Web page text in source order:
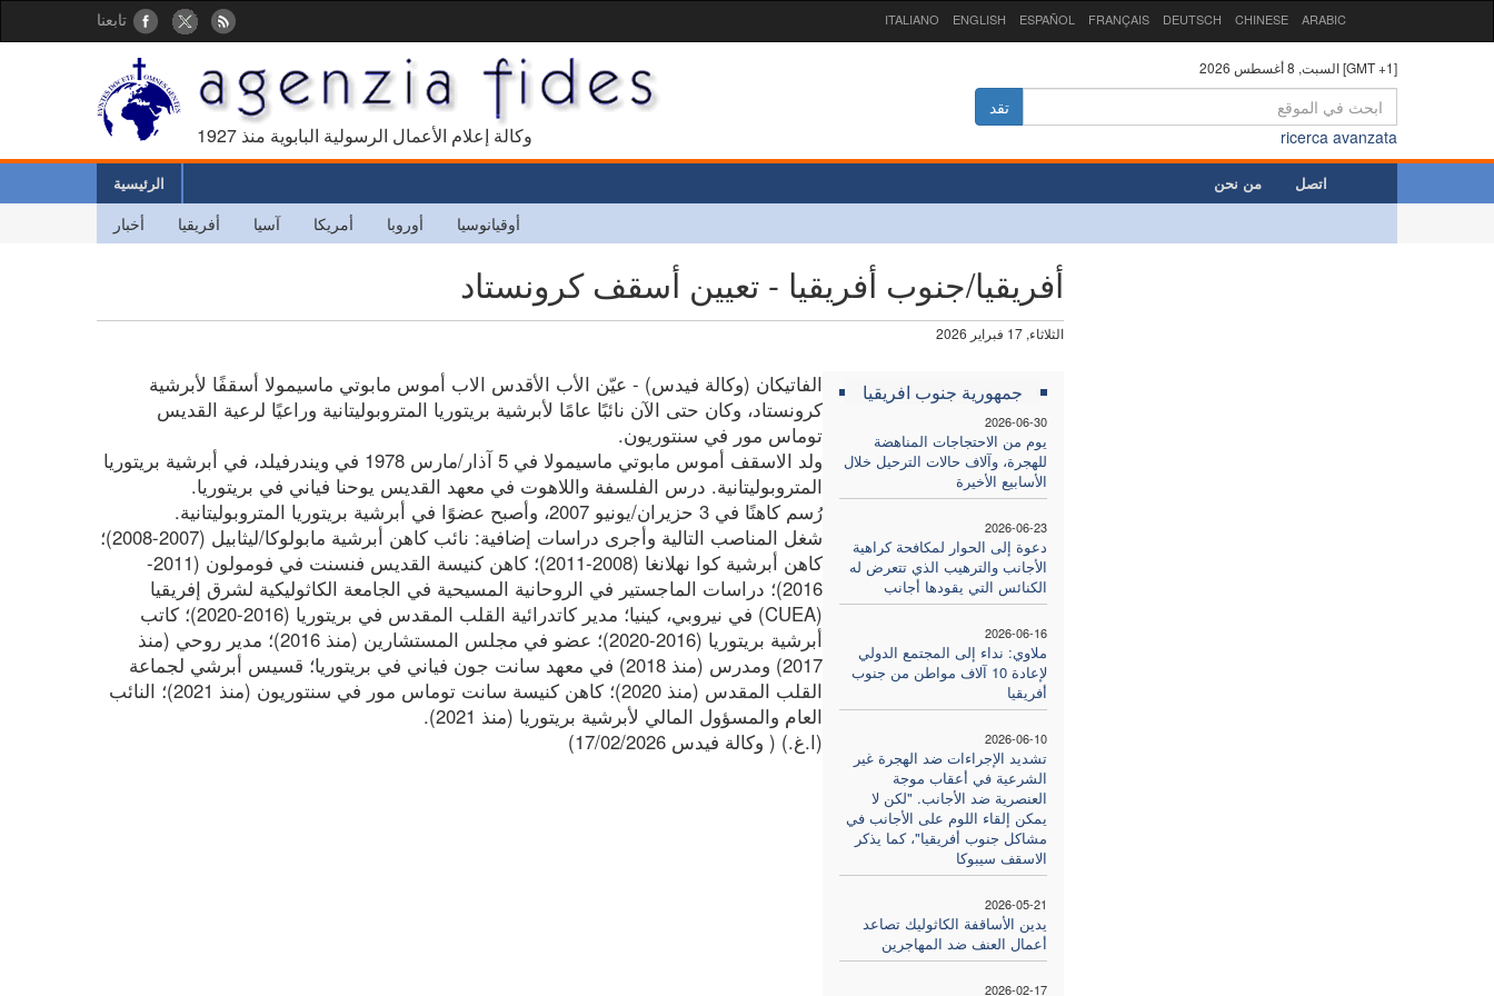
تابعنا ITALIANO ENGLISH ESPAÑOL FRANÇAIS DEUTSCH CHINESE ARABIC
1927 وكالة إعلام الأعمال الرسولية البابوية منذ
السبت, 8 أغسطس 2026 [GMT +1]
تقد
ricerca avanzata
الرئيسية من نحن اتصل
أخبار أفريقيا آسيا أمريكا أوروبا أوقيانوسيا
أفريقيا/جنوب أفريقيا - تعيين أسقف كرونستاد
الثلاثاء, 17 فبراير 2026
جمهورية جنوب افريقيا
2026-06-30
يوم من الاحتجاجات المناهضة
للهجرة، وآلاف حالات الترحيل خلال
الأسابيع الأخيرة
2026-06-23
دعوة إلى الحوار لمكافحة كراهية
الأجانب والترهيب الذي تتعرض له
الكنائس التي يقودها أجانب
2026-06-16
ملاوي: نداء إلى المجتمع الدولي
لإعادة 10 آلاف مواطن من جنوب
أفريقيا
2026-06-10
تشديد الإجراءات ضد الهجرة غير
الشرعية في أعقاب موجة
العنصرية ضد الأجانب. "لكن لا
يمكن إلقاء اللوم على الأجانب في
مشاكل جنوب أفريقيا"، كما يذكر
الاسقف سيبوكا
2026-05-21
يدين الأساقفة الكاثوليك تصاعد
أعمال العنف ضد المهاجرين
2026-02-17
الفاتيكان (وكالة فيدس) - عيّن الأب الأقدس الاب أموس مابوتي ماسيمولا أسقفًا لأبرشية
كرونستاد، وكان حتى الآن نائبًا عامًا لأبرشية بريتوريا المتروبوليتانية وراعيًا لرعية القديس
توماس مور في سنتوريون.
ولد الاسقف أموس مابوتي ماسيمولا في 5 آذار/مارس 1978 في ويندرفيلد، في أبرشية بريتوريا
المتروبوليتانية. درس الفلسفة واللاهوت في معهد القديس يوحنا فياني في بريتوريا.
رُسم كاهنًا في 3 حزيران/يونيو 2007، وأصبح عضوًا في أبرشية بريتوريا المتروبوليتانية.
شغل المناصب التالية وأجرى دراسات إضافية: نائب كاهن أبرشية مابولوكا/ليثابيل (2007-2008)؛
كاهن أبرشية كوا نهلانغا (2008-2011)؛ كاهن كنيسة القديس فنسنت في فومولون (2011-
2016)؛ دراسات الماجستير في الروحانية المسيحية في الجامعة الكاثوليكية لشرق إفريقيا
(CUEA) في نيروبي، كينيا؛ مدير كاتدرائية القلب المقدس في بريتوريا (2016-2020)؛ كاتب
أبرشية بريتوريا (2016-2020)؛ عضو في مجلس المستشارين (منذ 2016)؛ مدير روحي (منذ
2017) ومدرس (منذ 2018) في معهد سانت جون فياني في بريتوريا؛ قسيس أبرشي لجماعة
القلب المقدس (منذ 2020)؛ كاهن كنيسة سانت توماس مور في سنتوريون (منذ 2021)؛ النائب
العام والمسؤول المالي لأبرشية بريتوريا (منذ 2021).
(ا.غ.) ( وكالة فيدس 17/02/2026)